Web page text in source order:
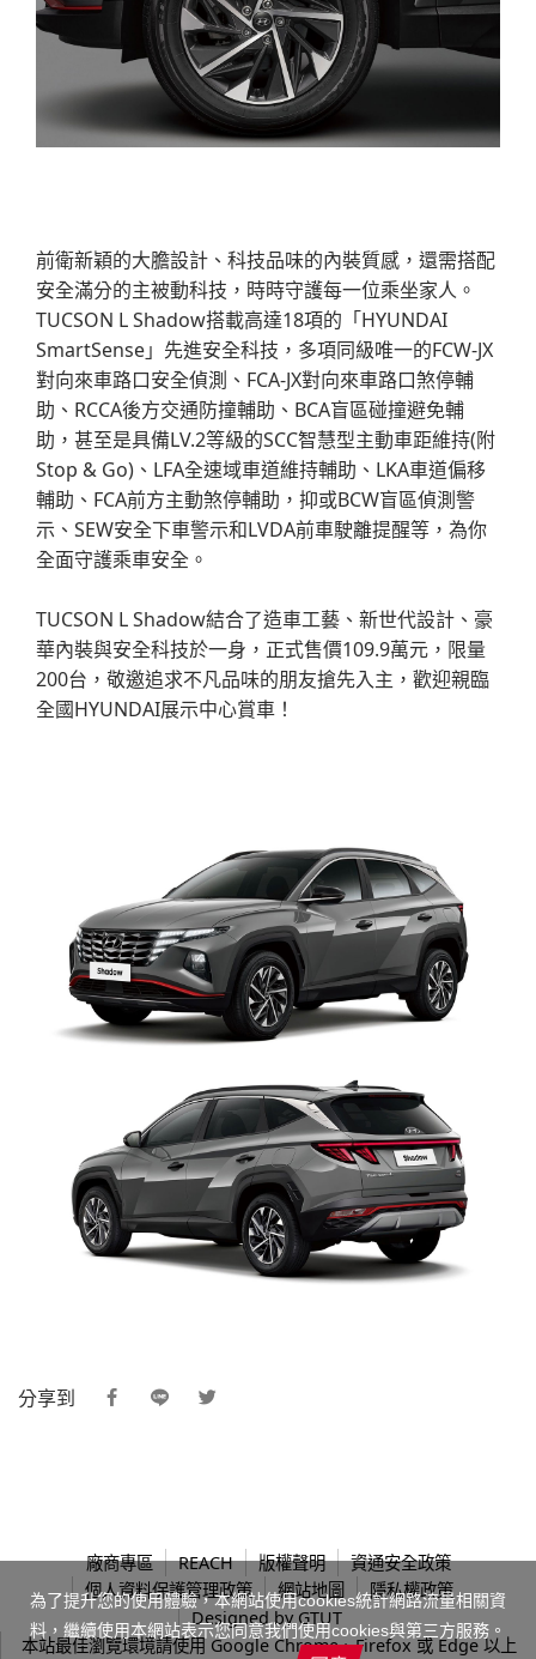
前衛新穎的大膽設計、科技品味的內裝質感，還需搭配
安全滿分的主被動科技，時時守護每一位乘坐家人。
TUCSON L Shadow搭載高達18項的「HYUNDAI
SmartSense」先進安全科技，多項同級唯一的FCW-JX
對向來車路口安全偵測、FCA-JX對向來車路口煞停輔
助、RCCA後方交通防撞輔助、BCA盲區碰撞避免輔
助，甚至是具備LV.2等級的SCC智慧型主動車距維持(附
Stop & Go)、LFA全速域車道維持輔助、LKA車道偏移
輔助、FCA前方主動煞停輔助，抑或BCW盲區偵測警
示、SEW安全下車警示和LVDA前車駛離提醒等，為你
全面守護乘車安全。
TUCSON L Shadow結合了造車工藝、新世代設計、豪
華內裝與安全科技於一身，正式售價109.9萬元，限量
200台，敬邀追求不凡品味的朋友搶先入主，歡迎親臨
全國HYUNDAI展示中心賞車！
分享到
廠商專區 REACH 版權聲明
資通安全政策
個人資料保護管理政策
網站地圖
隱私權政策
Designed byGTUT
本站最佳瀏覽環境請使用 Google Chrome、Firefox 或 Edge 以上
為了提升您的使用體驗，本網站使用cookies統計網路流量相關資
料，繼續使用本網站表示您同意我們使用cookies與第三方服務。